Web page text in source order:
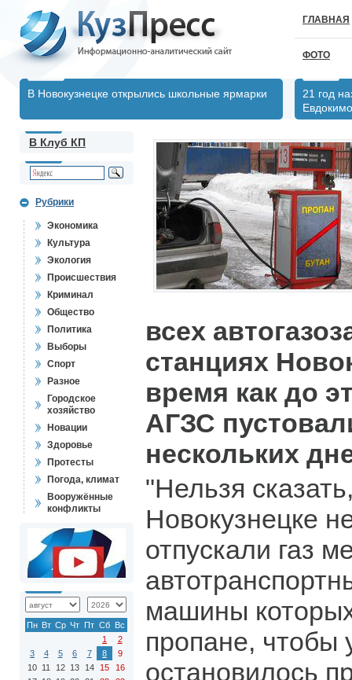
ГЛАВНАЯ
ФОТО
В Новокузнецке открылись школьные ярмарки
21 год
В Клуб КП
Рубрики
Экономика
Культура
Экология
Происшествия
Криминал
Общество
Политика
Выборы
Спорт
Разное
Городское
хозяйство
Новации
Здоровье
Протесты
Погода, климат
Вооружённые
конфликты
Пн Вт Ср Чт Пт Сб Вс
1
2
3
4 5 6 7 8
9
10 11 12 13 14 15
16
всех
станциях
время как до
АГЗС
нескольких
"Нельзя
Новокузнецке
отпускали газ
машины
пропане, чтобы
остановилось